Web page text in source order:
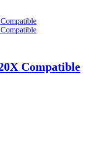
Compatible